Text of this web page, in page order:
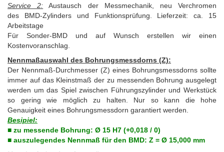
Service 2: Austausch der Messmechanik, neu Verchromen
des BMD-Zylinders und Funktionsprüfung. Lieferzeit: ca. 15
Arbeitstage
Für Sonder-BMD und auf Wunsch erstellen wir einen
Kostenvoranschlag.
Nennmaßauswahl des Bohrungsmessdorns (Z):
Der Nennmaß-Durchmesser (Z) eines Bohrungsmessdorns sollte
immer auf das Kleinstmaß der zu messenden Bohrung ausgelegt
werden um das Spiel zwischen Führungszylinder und Werkstück
so gering wie möglich zu halten. Nur so kann die hohe
Genauigkeit eines Bohrungsmessdorn garantiert werden.
Besipiel:
■ zu messende Bohrung: Ø 15 H7 (+0,018 / 0)
■ auszulegendes Nennmaß für den BMD: Z = Ø 15,000 mm